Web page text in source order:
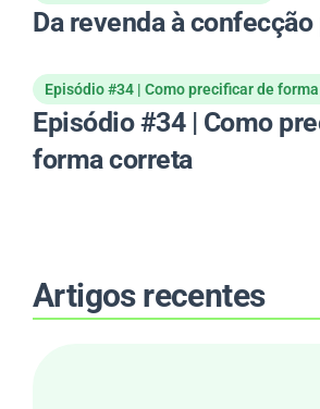
Da revenda à
Episódio #34 | Como precificar de
Episódio #34 | Como
forma correta
Artigos recentes